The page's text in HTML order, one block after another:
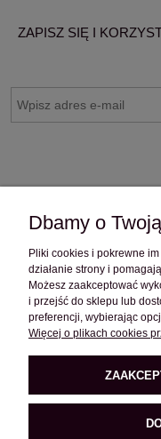
ZAPISZ SIĘ I
Dbamy o
Pliki cookies i pokrewne
działanie strony i
Możesz zaakceptować
i przejść do sklepu lub
preferencji, wybierając
Więcej o plikach cookies